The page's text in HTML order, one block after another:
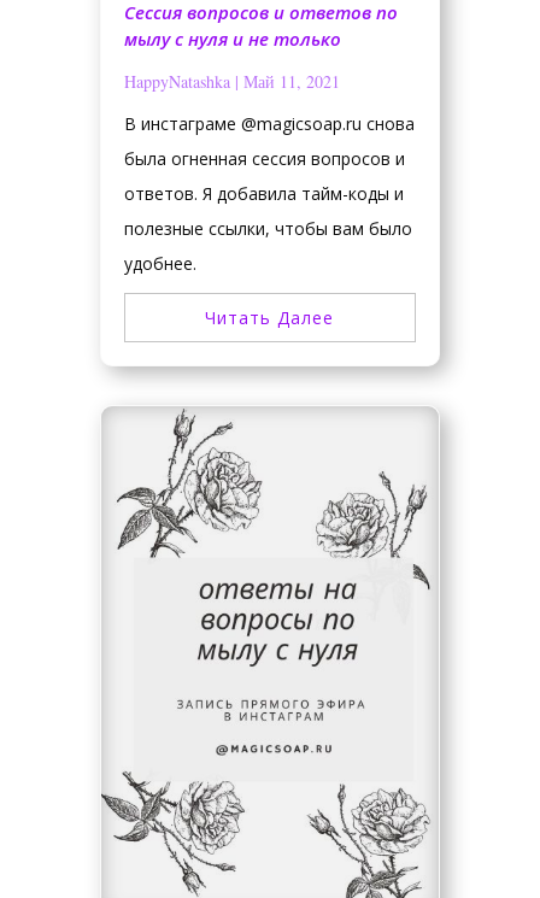
Сессия вопросов и ответов по
мылу с нуля и не только
HappyNatashka| Май 11, 2021
В инстаграме @magicsoap.ru снова
была огненная сессия вопросов и
ответов. Я добавила тайм-коды и
полезные ссылки, чтобы вам было
удобнее.
Читать Далее